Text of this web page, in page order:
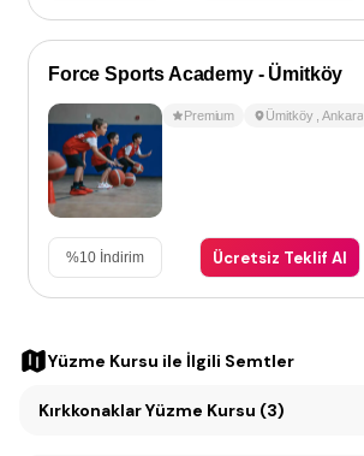
Force Sports Academy - Ümitköy
Premium Ümitköy ,Ankara
%10 İndirim Ücretsiz Teklif Al
Yüzme Kursu ile İlgili Semtler
Kırkkonaklar Yüzme Kursu (3)